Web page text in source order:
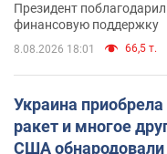
Президент
финансовую поддержку
8.08.2026 18:01 66,5 т.
Украина
ракет и многое
США обнародовали